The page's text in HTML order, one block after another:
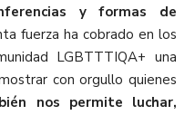
y formas de
fuerza ha cobrado en los
LGBTTTIQA+ una
con orgullo quienes
nos permite luchar,